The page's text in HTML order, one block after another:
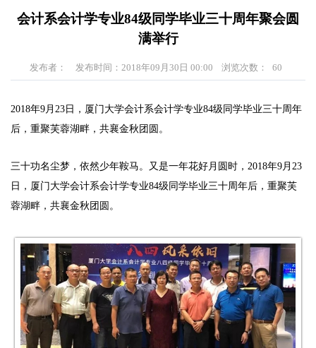
会计系会计学专业84级同学毕业三十周年聚会圆
满举行
发布者： 发布时间：2018年09月30日 00:00 浏览次数： 60
2018年9月23日，厦门大学会计系会计学专业84级同学毕业三十周年
后，重聚芙蓉湖畔，共襄金秋团圆。
三十功名尘梦，依然少年鞍马。又是一年花好月圆时，2018年9月23
日，厦门大学会计系会计学专业84级同学毕业三十周年后，重聚芙
蓉湖畔，共襄金秋团圆。